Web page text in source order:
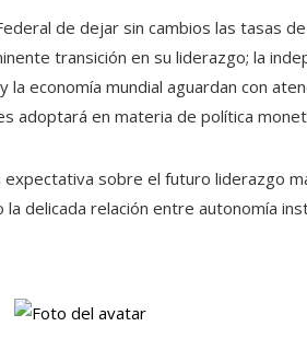
de dejar sin cambios las tasas
transición en su liderazgo; la
economía mundial aguardan con
adoptará en materia de política
sobre el futuro liderazgo
delicada relación entre autonomía